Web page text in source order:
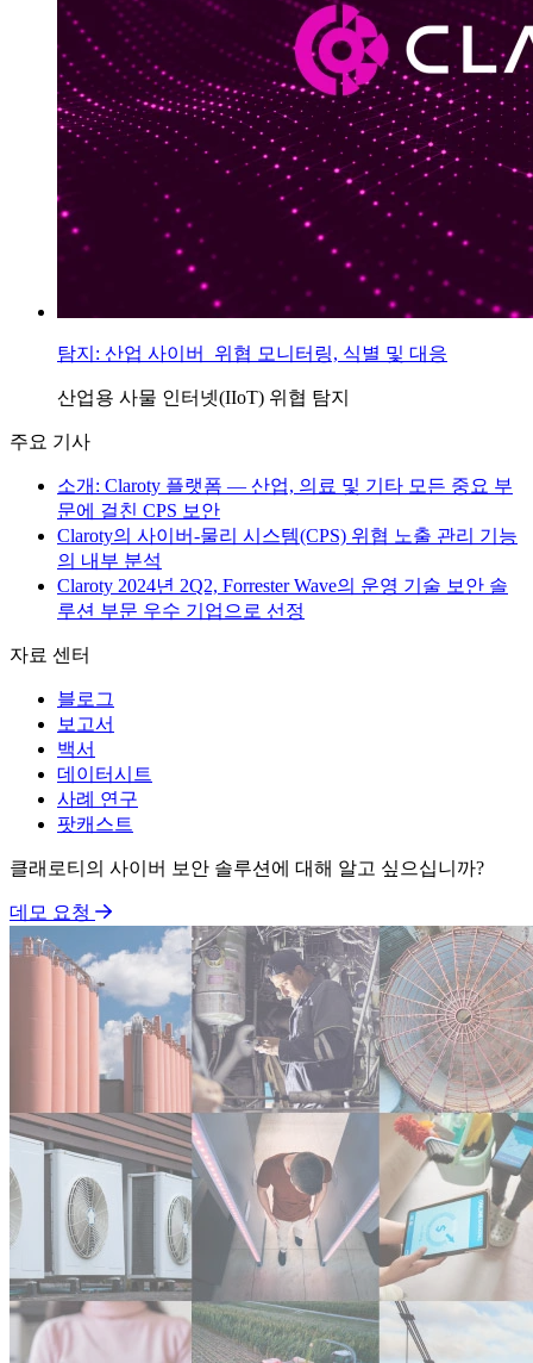
탐지: 산업 사이버 위협 모니터링, 식별 및 대응
산업용 사물 인터넷(IIoT) 위협 탐지
주요 기사
소개: Claroty 플랫폼 — 산업, 의료 및 기타 모든 중요 부
문에 걸친 CPS 보안
Claroty의 사이버-물리 시스템(CPS) 위협 노출 관리 기능
의 내부 분석
Claroty 2024년 2Q2, Forrester Wave의 운영 기술 보안 솔
루션 부문 우수 기업으로 선정
자료 센터
블로그
보고서
백서
데이터시트
사례 연구
팟캐스트
클래로티의 사이버 보안 솔루션에 대해 알고 싶으십니까?
데모 요청